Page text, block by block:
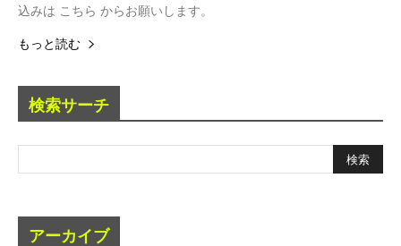
込みは こちら からお願いします。
もっと読む
検索サーチ
アーカイブ